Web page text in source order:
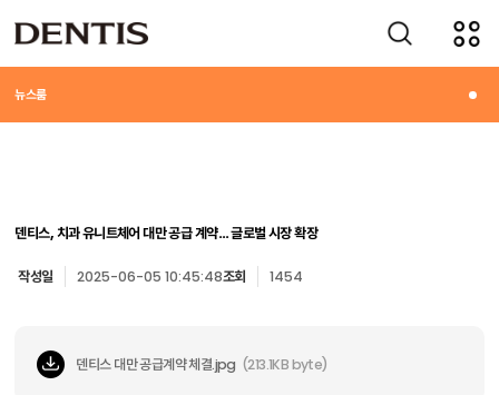
뉴스룸
덴티스, 치과 유니트체어 대만 공급 계약… 글로벌 시장 확장
작성일 2025-06-05 10:45:48조회 1454
덴티스 대만 공급계약 체결.jpg (213.1KB byte)